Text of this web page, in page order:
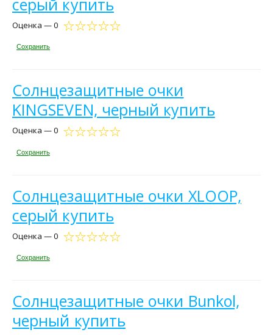
серый купить
Оценка — 0
Сохранить
Солнцезащитные очки
KINGSEVEN, черный купить
Оценка — 0
Сохранить
Солнцезащитные очки XLOOP,
серый купить
Оценка — 0
Сохранить
Солнцезащитные очки Bunkol,
черный купить